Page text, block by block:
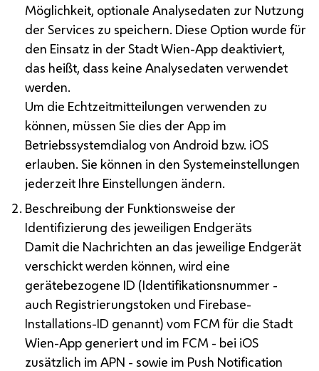
Möglichkeit, optionale Analysedaten zur Nutzung
der Services zu speichern. Diese Option wurde für
den Einsatz in der Stadt Wien-App deaktiviert,
das heißt, dass keine Analysedaten verwendet
werden.
Um die Echtzeitmitteilungen verwenden zu
können, müssen Sie dies derApp im
Betriebssystemdialog vonAndroid bzw. iOS
erlauben. Sie können in den Systemeinstellungen
jederzeit Ihre Einstellungen ändern.
Beschreibung der Funktionsweise der
Identifizierung des jeweiligen Endgeräts
Damit die Nachrichten an das jeweilige Endgerät
verschickt werden können, wird eine
gerätebezogene ID (Identifikationsnummer -
auch Registrierungstoken und Firebase-
Installations-ID genannt) vom FCM für die Stadt
Wien-App generiert und im FCM - bei iOS
zusätzlich imAPN - sowie im Push Notification